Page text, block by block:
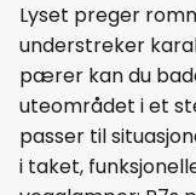
Lyset preger
understreker
pærer kan du
uteområdet i et
passer til
i taket,